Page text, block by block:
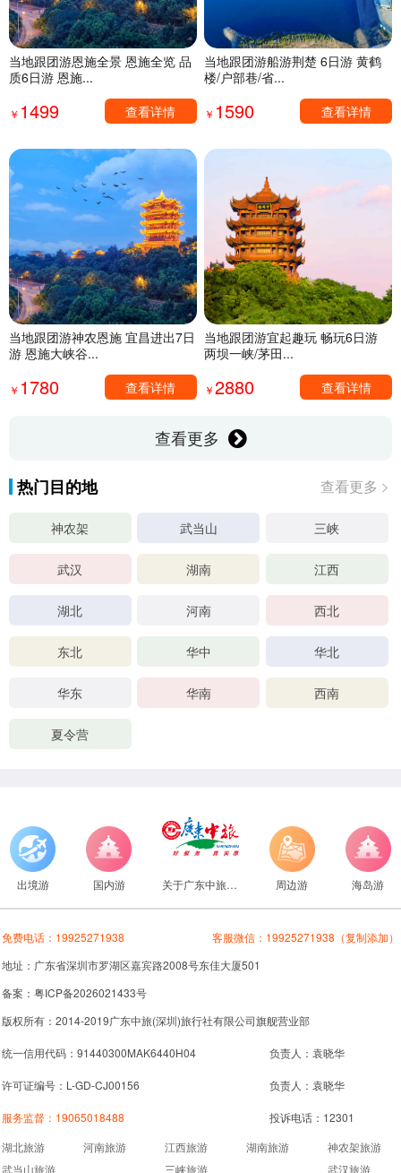
当地跟团游恩施全景 恩施全览 品
质6日游 恩施...
￥ 1499 查看详情
当地跟团游船游荆楚 6日游 黄鹤
楼/户部巷/省...
￥ 1590 查看详情
当地跟团游神农恩施 宜昌进出7日
游 恩施大峡谷...
￥ 1780 查看详情
当地跟团游宜起趣玩 畅玩6日游
两坝一峡/茅田...
￥2880 查看详情
查看更多
热门目的地 查看更多
神农架 武当山 三峡
武汉 湖南 江西
湖北 河南 西北
东北 华中 华北
华东 华南 西南
夏令营
出境游 国内游 关于广东中旅旅行社 周边游 海岛游
免费电话： 19925271938 客服微信： 19925271938 （复制添加）
地址：广东省深圳市罗湖区嘉宾路2008号东佳大厦501
备案：粤ICP备2026021433号
版权所有：2014-2019广东中旅(深圳)旅行社有限公司旗舰营业部
统一信用代码：91440300MAK6440H04 负责人：袁晓华
许可证编号：L-GD-CJ00156 负责人：袁晓华
服务监督： 19065018488
投诉电话：12301
湖北旅游
河南旅游 江西旅游 湖南旅游
神农架旅游
武当山旅游
三峡旅游 武汉旅游